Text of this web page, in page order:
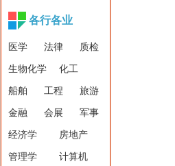
各行各业
医学 法律 质检
生物化学 化工
船舶 工程 旅游
金融 会展 军事
经济学 房地产
管理学 计算机